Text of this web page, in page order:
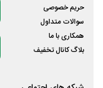
حریم خصوصی
سوالات متداول
همکاری با ما
بلاگ کانال تخفیف